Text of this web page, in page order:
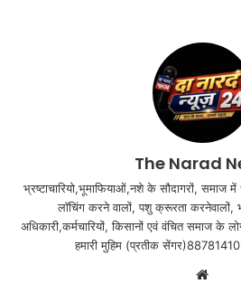
The Narad
भ्रष्टाचारियो,भूमाफियाओं,नशे के सौदागरों, समाज में
लॉचिंग करने वालों, पशु क्रूरता करनेवालों,
अधिकारी,कर्मचारियों, किसानों एवं वंचित समाज के
हमारी मुहिम (प्रतीक